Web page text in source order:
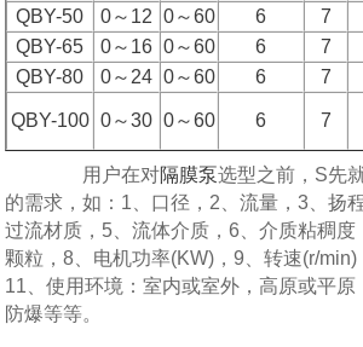
QBY-50
0～12 0～60 6 7
QBY-65
0～16 0～60 6 7
QBY-80
0～24 0～60 6 7
QBY-100 0～30 0～60 6 7
用户在对隔膜泵选型之前，S先
的需求，如：1、口径，2、流量，3、扬
过流材质，5、流体介质，6、介质粘稠度
颗粒，8、电机功率(KW)，9、转速(r/min)
11、使用环境：室内或室外，高原或平
防爆等等。